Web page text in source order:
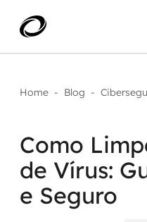
Aplicar IA com impacto
AI / Machine Learning
Projetos
Carreira
ENTRE
Home - Blog -
Como
de Vírus:
e Seguro